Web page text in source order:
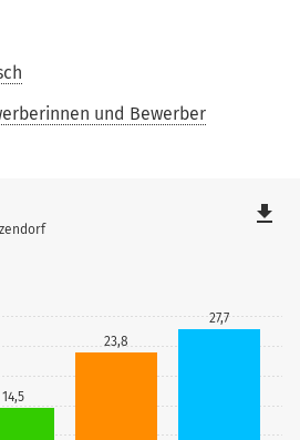
und Bewerber
14,5
23,8
27,7
file_download